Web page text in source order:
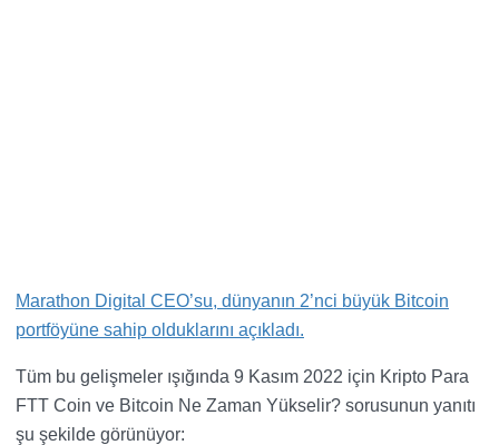
Marathon Digital CEO’su, dünyanın 2’nci büyük Bitcoin
portföyüne sahip olduklarını açıkladı.
Tüm bu gelişmeler ışığında 9 Kasım 2022 için Kripto Para
FTT Coin ve Bitcoin Ne Zaman Yükselir? sorusunun yanıtı
şu şekilde görünüyor: